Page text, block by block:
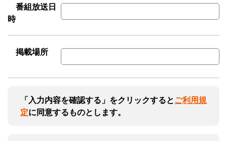
番組放送日
時
掲載場所
「入力内容を確認する」をクリックするとご利用規
定に同意するものとします。